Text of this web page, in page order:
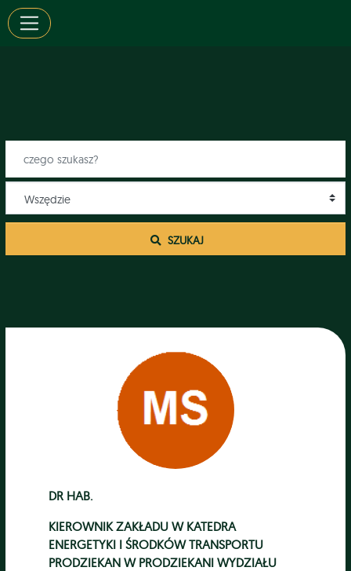
SZUKAJ
DR HAB.
KIEROWNIK ZAKŁADU W KATEDRA
ENERGETYKI I ŚRODKÓW TRANSPORTU
PRODZIEKAN W PRODZIEKANI WYDZIAŁU